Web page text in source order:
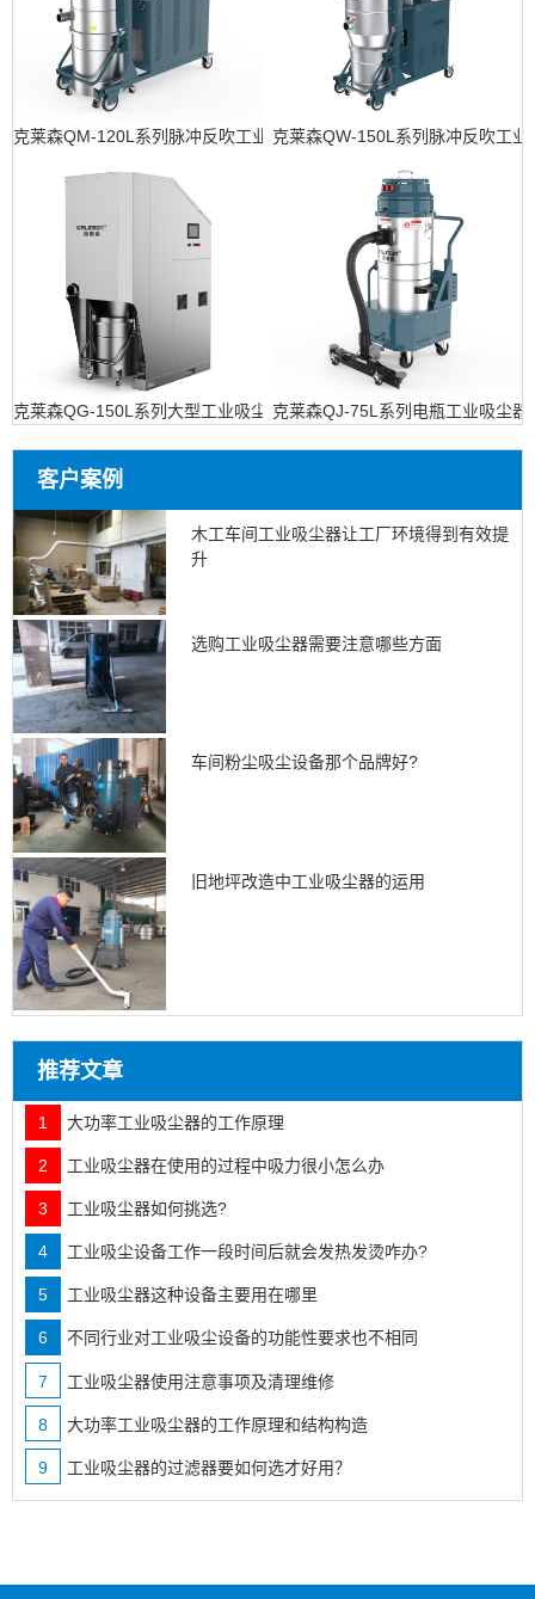
克莱森QM-120L系列脉冲反吹工业吸尘器克莱森QW-150L系列脉冲反吹工业
克莱森QG-150L系列大型工业吸尘设备克莱森QJ-75L系列电瓶工业吸尘器
客户案例
木工车间工业吸尘器让工厂环境得到有效提
升
选购工业吸尘器需要注意哪些方面
车间粉尘吸尘设备那个品牌好?
旧地坪改造中工业吸尘器的运用
推荐文章
1 大功率工业吸尘器的工作原理
2 工业吸尘器在使用的过程中吸力很小怎么办
3 工业吸尘器如何挑选?
4 工业吸尘设备工作一段时间后就会发热发烫咋办?
5 工业吸尘器这种设备主要用在哪里
6 不同行业对工业吸尘设备的功能性要求也不相同
7 工业吸尘器使用注意事项及清理维修
8 大功率工业吸尘器的工作原理和结构构造
9 工业吸尘器的过滤器要如何选才好用？